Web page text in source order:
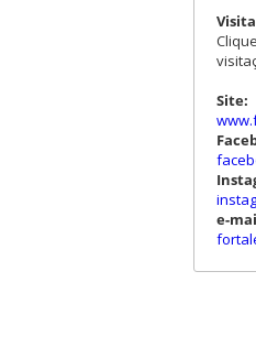
Clique
Site:
e-